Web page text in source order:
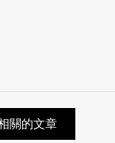
關的文章